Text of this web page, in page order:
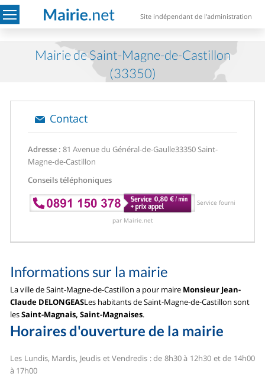
Site indépendant de l'administration
Mairie de Saint-Magne-de-Castillon
(33350)
Contact
Adresse : 81 Avenue du Général-de-Gaulle33350 Saint-
Magne-de-Castillon
Conseils téléphoniques
Service fourni
par Mairie.net
Informations sur la mairie
La ville de Saint-Magne-de-Castillon a pour maire Monsieur Jean-
Claude DELONGEASLes habitants de Saint-Magne-de-Castillon sont
lesSaint-Magnais, Saint-Magnaises.
Horaires d'ouverture de la mairie
Les Lundis, Mardis, Jeudis et Vendredis : de 8h30 à 12h30 et de 14h00
à 17h00